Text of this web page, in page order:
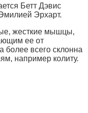
Бетт Дэвис
Эрхарт.
жесткие мышцы,
ее от
более всего склонна
например колиту.